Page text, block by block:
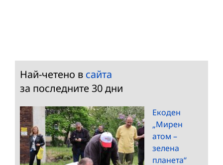
Най-четено в сайта
за последните 30 дни
Екоден
„Мирен
атом –
зелена
планета“